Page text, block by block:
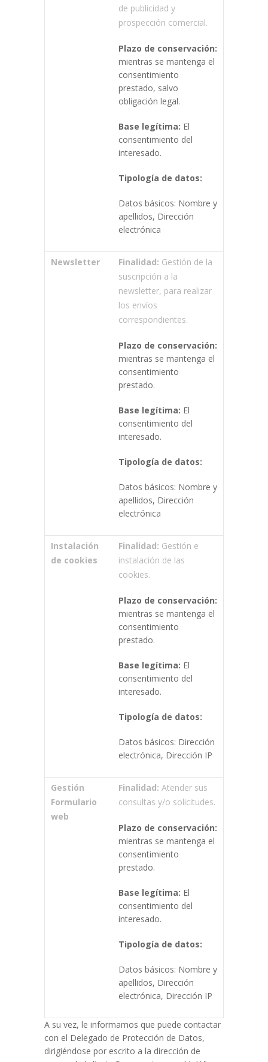
de publicidad y
prospección comercial.
Plazo de conservación:
mientras se mantenga el
consentimiento
prestado, salvo
obligación legal.
Base legítima: El
consentimiento del
interesado.
Tipología de datos:
Datos básicos: Nombre y
apellidos, Dirección
electrónica
Newsletter Finalidad: Gestión de la
suscripción a la
newsletter, para realizar
los envíos
correspondientes.
Plazo de conservación:
mientras se mantenga el
consentimiento
prestado.
Base legítima: El
consentimiento del
interesado.
Tipología de datos:
Datos básicos: Nombre y
apellidos, Dirección
electrónica
Instalación
de cookies
Finalidad: Gestión e
instalación de las
cookies.
Plazo de conservación:
mientras se mantenga el
consentimiento
prestado.
Base legítima: El
consentimiento del
interesado.
Tipología de datos:
Datos básicos: Dirección
electrónica, Dirección IP
Gestión
Formulario
web
Finalidad: Atender sus
consultas y/o solicitudes.
Plazo de conservación:
mientras se mantenga el
consentimiento
prestado.
Base legítima: El
consentimiento del
interesado.
Tipología de datos:
Datos básicos: Nombre y
apellidos, Dirección
electrónica, Dirección IP
A su vez, le informamos que puede contactar
con el Delegado de Protección de Datos,
dirigiéndose por escrito a la dirección de